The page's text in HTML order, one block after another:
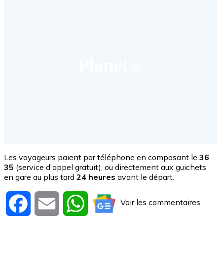
Les voyageurs paient par téléphone en composant le 36
35 (service d'appel gratuit), ou directement aux guichets
en gare au plus tard 24 heures avant le départ.
Facebook Email WhatsAppVoir les commentaires